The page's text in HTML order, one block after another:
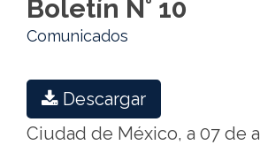
Boletín N° 10
Comunicados
Descargar
Ciudad de México, a 07 de